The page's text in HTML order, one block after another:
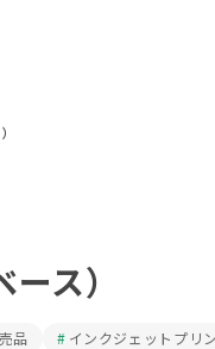
ス）
品
インクジェットプリ